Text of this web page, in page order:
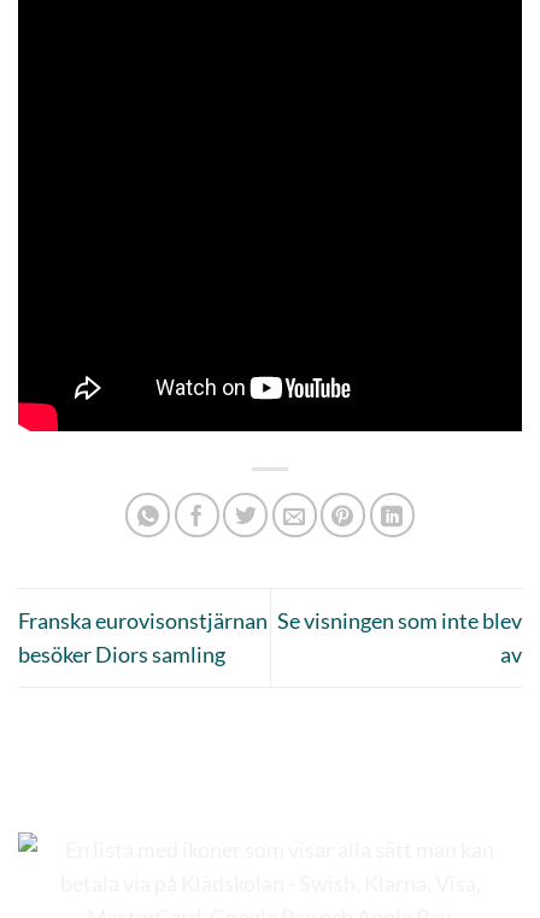
Franska eurovisonstjärnan
besöker Diors samling
Se visningen som inte blev
av